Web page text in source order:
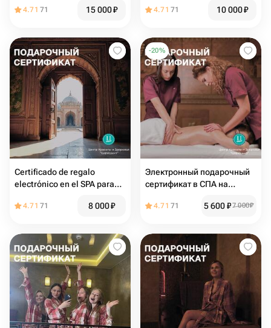
4.71 71 15 000₽ 4.71 71 10 000₽
Certificado de regalo
electrónico en el SPA para
4.71 71 8 000₽
-20%
Электронный подарочный
сертификат в СПА на
девушки или для мужчины
4.71 71 5 600₽7 000₽